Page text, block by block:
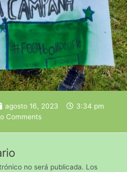
agosto 16, 2023
3:34 pm
Comments
no será publicada. Los